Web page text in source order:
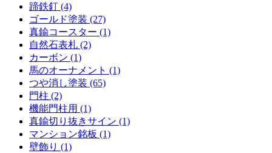
蹄鉄釘 (4)
ゴールド塗装 (27)
真鍮コースター (1)
自然石表札 (2)
カーボン (1)
馬のオーナメント (1)
つや消し塗装 (65)
門柱 (2)
機能門柱用 (1)
真鍮切り抜きサイン (1)
マンション銘板 (1)
壁飾り (1)